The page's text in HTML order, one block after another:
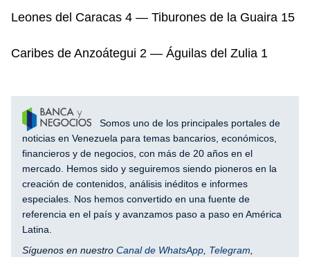
Leones del Caracas 4 — Tiburones de la Guaira 15
Caribes de Anzoátegui 2 — Águilas del Zulia 1
Somos uno de los principales portales de
noticias en Venezuela para temas bancarios, económicos,
financieros y de negocios, con más de 20 años en el
mercado. Hemos sido y seguiremos siendo pioneros en la
creación de contenidos, análisis inéditos e informes
especiales. Nos hemos convertido en una fuente de
referencia en el país y avanzamos paso a paso en América
Latina.
Síguenos en nuestro Canal de WhatsApp, Telegram,